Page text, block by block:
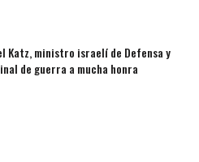
Katz, ministro israelí de Defensa y
de guerra a mucha honra